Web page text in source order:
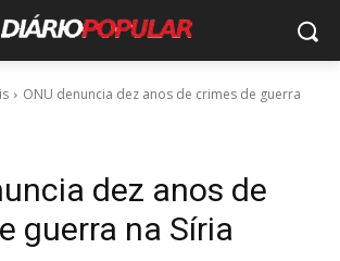
ONU denuncia dez anos de crimes de guerra
dez anos de
guerra na Síria